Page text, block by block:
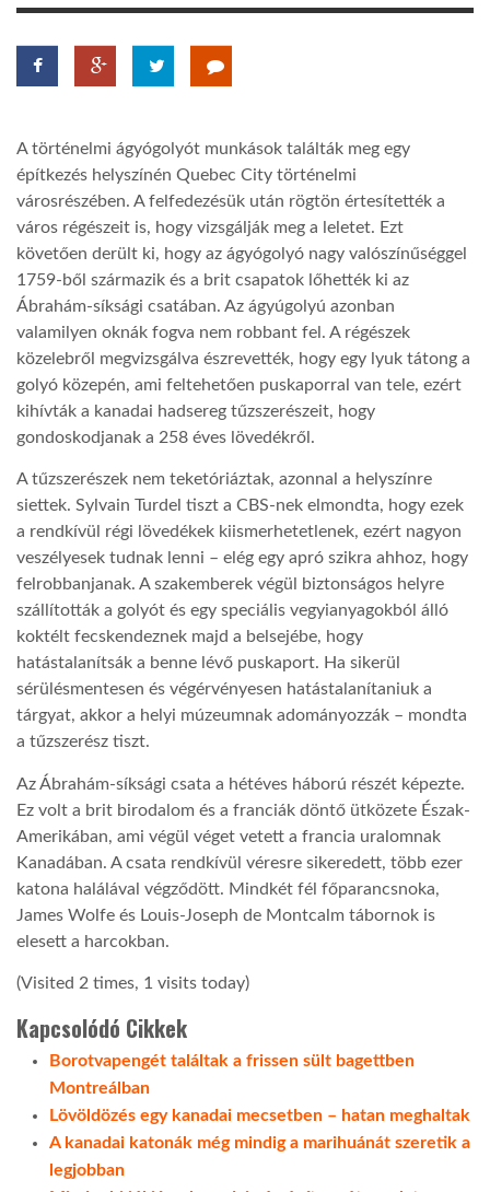
HÍR3D
GLOBOTV
A NAP SZÉPE
LINKTR.EE
GLOBOZSARU
LATIMO.HU
GLOBOBOOK
A történelmi ágyógolyót munkások találták meg egy
építkezés helyszínén Quebec City történelmi
városrészében. A felfedezésük után rögtön értesítették a
város régészeit is, hogy vizsgálják meg a leletet. Ezt
követően derült ki, hogy az ágyógolyó nagy valószínűséggel
1759-ből származik és a brit csapatok lőhették ki az
Ábrahám-síksági csatában. Az ágyúgolyú azonban
valamilyen oknák fogva nem robbant fel. A régészek
közelebről megvizsgálva észrevették, hogy egy lyuk tátong a
golyó közepén, ami feltehetően puskaporral van tele, ezért
kihívták a kanadai hadsereg tűzszerészeit, hogy
gondoskodjanak a 258 éves lövedékről.
A tűzszerészek nem teketóriáztak, azonnal a helyszínre
siettek. Sylvain Turdel tiszt a CBS-nek elmondta, hogy ezek
a rendkívül régi lövedékek kiismerhetetlenek, ezért nagyon
veszélyesek tudnak lenni – elég egy apró szikra ahhoz, hogy
felrobbanjanak. A szakemberek végül biztonságos helyre
szállították a golyót és egy speciális vegyianyagokból álló
koktélt fecskendeznek majd a belsejébe, hogy
hatástalanítsák a benne lévő puskaport. Ha sikerül
sérülésmentesen és végérvényesen hatástalanítaniuk a
tárgyat, akkor a helyi múzeumnak adományozzák – mondta
a tűzszerész tiszt.
Az Ábrahám-síksági csata a hétéves háború részét képezte.
Ez volt a brit birodalom és a franciák döntő ütközete Észak-
Amerikában, ami végül véget vetett a francia uralomnak
Kanadában. A csata rendkívül véresre sikeredett, több ezer
katona halálával végződött. Mindkét fél főparancsnoka,
James Wolfe és Louis-Joseph de Montcalm tábornok is
elesett a harcokban.
(Visited 2 times, 1 visits today)
Kapcsolódó Cikkek
Borotvapengét találtak a frissen sült bagettben
Montreálban
Lövöldözés egy kanadai mecsetben – hatan meghaltak
A kanadai katonák még mindig a marihuánát szeretik a
legjobban